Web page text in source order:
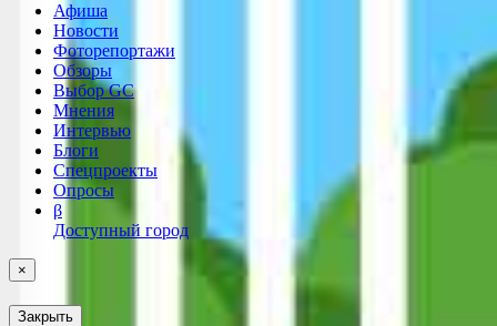
Афиша
Новости
Фоторепортажи
Обзоры
Выбор GC
Мнения
Интервью
Блоги
Спецпроекты
Опросы
β
Доступный город
×
Закрыть